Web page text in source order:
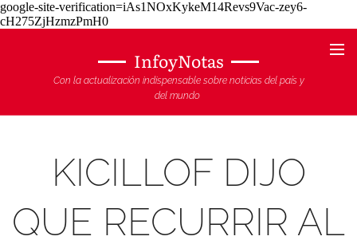
google-site-verification=iAs1NOxKykeM14Revs9Vac-zey6-
cH275ZjHzmzPmH0
InfoyNotas
Con la actualización indispensable sobre noticias del país y
del mundo
KICILLOF DIJO
QUE RECURRIR AL